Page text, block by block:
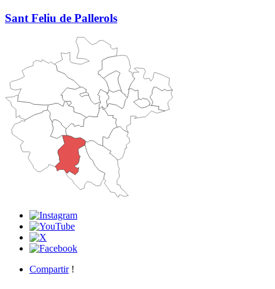
Sant Feliu de Pallerols
Compartir !